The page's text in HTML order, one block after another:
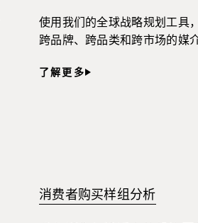
使用我们的全球战略规划工具
跨品牌、跨品类和跨市场的媒
了解更多
消费者购买样组分析